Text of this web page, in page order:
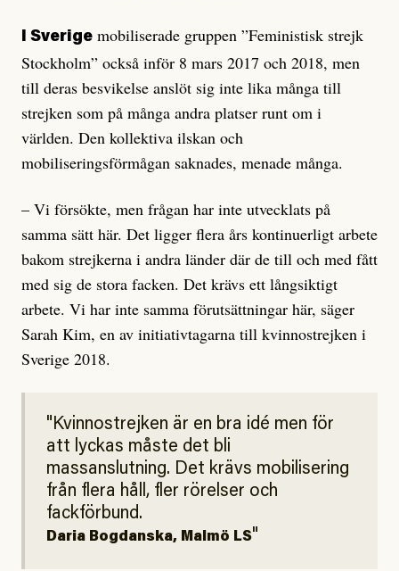
I Sverige mobiliserade gruppen ”Feministisk strejk
Stockholm” också inför 8 mars 2017 och 2018, men
till deras besvikelse anslöt sig inte lika många till
strejken som på många andra platser runt om i
världen. Den kollektiva ilskan och
mobiliseringsförmågan saknades, menade många.
– Vi försökte, men frågan har inte utvecklats på
samma sätt här. Det ligger flera års kontinuerligt arbete
bakom strejkerna i andra länder där de till och med fått
med sig de stora facken. Det krävs ett långsiktigt
arbete. Vi har inte samma förutsättningar här, säger
Sarah Kim, en av initiativtagarna till kvinnostrejken i
Sverige 2018.
Kvinnostrejken är en bra idé men för
att lyckas måste det bli
massanslutning. Det krävs mobilisering
från flera håll, fler rörelser och
fackförbund.
Daria Bogdanska, Malmö LS